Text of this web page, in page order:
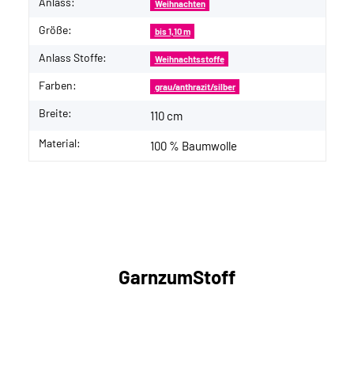
Weihnachten
Größe: bis 1,10 m
Anlass Stoffe: Weihnachtsstoffe
Farben: grau/anthrazit/silber
Breite: 110 cm
Material: 100 % Baumwolle
GarnzumStoff